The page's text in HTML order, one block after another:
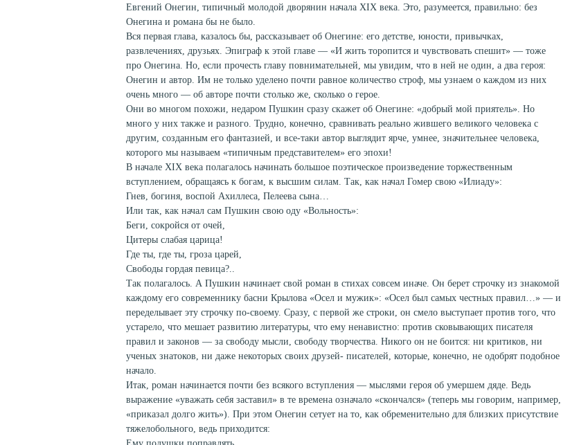
Евгений Онегин, типичный молодой дворянин начала XIX века. Это, разумеется, правильно: без
Онегина и романа бы не было.
Вся первая глава, казалось бы, рассказывает об Онегине: его детстве, юности, привычках,
развлечениях, друзьях. Эпиграф к этой главе — «И жить торопится и чувствовать спешит» — тоже
про Онегина. Но, если прочесть главу повнимательней, мы увидим, что в ней не один, а два героя:
Онегин и автор. Им не только уделено почти равное количество строф, мы узнаем о каждом из них
очень много — об авторе почти столько же, сколько о герое.
Они во многом похожи, недаром Пушкин сразу скажет об Онегине: «добрый мой приятель». Но
много у них также и разного. Трудно, конечно, сравнивать реально жившего великого человека с
другим, созданным его фантазией, и все-таки автор выглядит ярче, умнее, значительнее человека,
которого мы называем «типичным представителем» его эпохи!
В начале XIX века полагалось начинать большое поэтическое произведение торжественным
вступлением, обращаясь к богам, к высшим силам. Так, как начал Гомер свою «Илиаду»:
Гнев, богиня, воспой Ахиллеса, Пелеева сына…
Или так, как начал сам Пушкин свою оду «Вольность»:
Беги, сокройся от очей,
Цитеры слабая царица!
Где ты, где ты, гроза царей,
Свободы гордая певица?..
Так полагалось. А Пушкин начинает свой роман в стихах совсем иначе. Он берет строчку из знакомой
каждому его современнику басни Крылова «Осел и мужик»: «Осел был самых честных правил…» — и
переделывает эту строчку по-своему. Сразу, с первой же строки, он смело выступает против того, что
устарело, что мешает развитию литературы, что ему ненавистно: против сковывающих писателя
правил и законов — за свободу мысли, свободу творчества. Никого он не боится: ни критиков, ни
ученых знатоков, ни даже некоторых своих друзей- писателей, которые, конечно, не одобрят подобное
начало.
Итак, роман начинается почти без всякого вступления — мыслями героя об умершем дяде. Ведь
выражение «уважать себя заставил» в те времена означало «скончался» (теперь мы говорим, например,
«приказал долго жить»). При этом Онегин сетует на то, как обременительно для близких присутствие
тяжелобольного, ведь приходится: